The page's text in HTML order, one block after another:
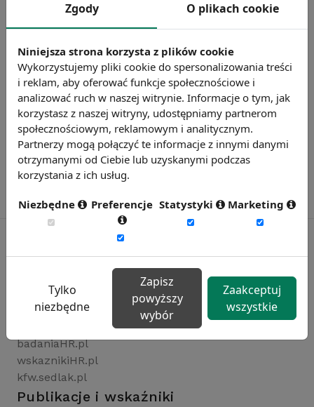
Rynekpracy.pl
sedlak.pl
wynagrodzenia.pl
raportyplacowe.pl
badaniaHR.pl
wskaznikiHR.pl
kfw.sedlak.pl
Publikacje i wskaźniki
Zgody O plikach cookie
Niniejsza strona korzysta z plików cookie
Wykorzystujemy pliki cookie do spersonalizowania treści
i reklam, aby oferować funkcje społecznościowe i
analizować ruch w naszej witrynie. Informacje o tym, jak
korzystasz z naszej witryny, udostępniamy partnerom
społecznościowym, reklamowym i analitycznym.
Partnerzy mogą połączyć te informacje z innymi danymi
otrzymanymi od Ciebie lub uzyskanymi podczas
korzystania z ich usług.
Niezbędne Preferencje Statystyki Marketing
Tylko
niezbędne
Zapisz
powyższy
wybór
Zaakceptuj
wszystkie